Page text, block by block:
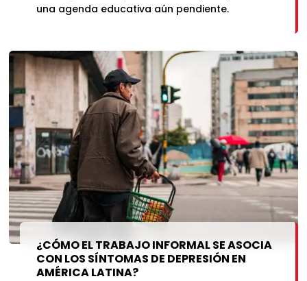
una agenda educativa aún pendiente.
¿CÓMO EL TRABAJO INFORMAL SE ASOCIA
CON LOS SÍNTOMAS DE DEPRESIÓN EN
AMÉRICA LATINA?